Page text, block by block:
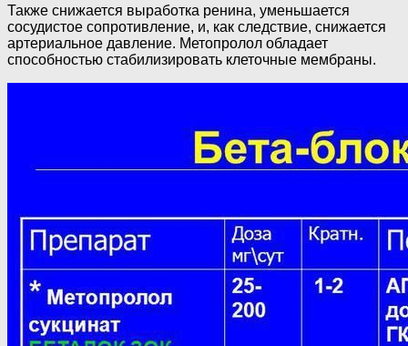
Также снижается выработка ренина, уменьшается
сосудистое сопротивление, и, как следствие, снижается
артериальное давление. Метопролол обладает
способностью стабилизировать клеточные мембраны.